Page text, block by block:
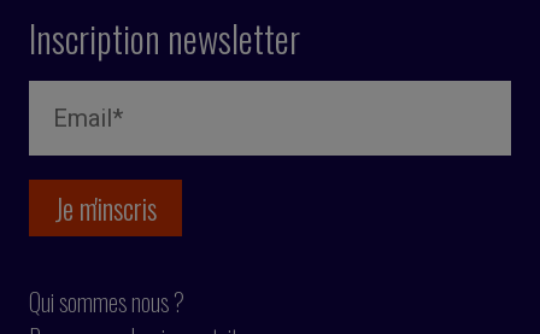
Inscription newsletter
Qui sommes nous ?